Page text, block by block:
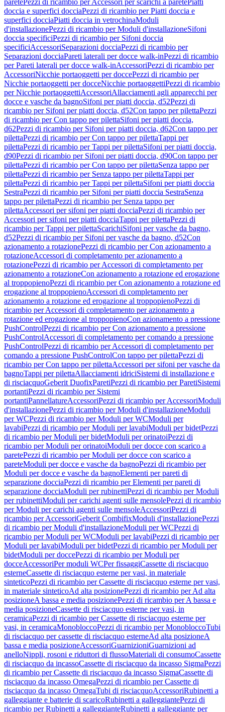
paretePezzi di ricambio per Accessori per scarichi a paretePiatti
doccia e superfici docciaPezzi di ricambio per Piatti doccia e
superfici docciaPiatti doccia in vetrochinaModuli
d'installazionePezzi di ricambio per Moduli d'installazioneSifoni
doccia specificiPezzi di ricambio per Sifoni doccia
specificiAccessoriSeparazioni docciaPezzi di ricambio per
Separazioni docciaPareti laterali per docce walk-inPezzi di ricambio
per Pareti laterali per docce walk-inAccessoriPezzi di ricambio per
AccessoriNicchie portaoggetti per doccePezzi di ricambio per
Nicchie portaoggetti per docceNicchie portaoggettiPezzi di ricambio
per Nicchie portaoggettiAccessoriAllacciamenti agli apparecchi per
docce e vasche da bagnoSifoni per piatti doccia, d52Pezzi di
ricambio per Sifoni per piatti doccia, d52Con tappo per pilettaPezzi
di ricambio per Con tappo per pilettaSifoni per piatti doccia,
d62Pezzi di ricambio per Sifoni per piatti doccia, d62Con tappo per
pilettaPezzi di ricambio per Con tappo per pilettaTappi per
pilettaPezzi di ricambio per Tappi per pilettaSifoni per piatti doccia,
d90Pezzi di ricambio per Sifoni per piatti doccia, d90Con tappo per
pilettaPezzi di ricambio per Con tappo per pilettaSenza tappo per
pilettaPezzi di ricambio per Senza tappo per pilettaTappi per
pilettaPezzi di ricambio per Tappi per pilettaSifoni per piatti doccia
SestraPezzi di ricambio per Sifoni per piatti doccia SestraSenza
tappo per pilettaPezzi di ricambio per Senza tappo per
pilettaAccessori per sifoni per piatti docciaPezzi di ricambio per
Accessori per sifoni per piatti docciaTappi per pilettaPezzi di
ricambio per Tappi per pilettaScarichiSifoni per vasche da bagno,
d52Pezzi di ricambio per Sifoni per vasche da bagno, d52Con
azionamento a rotazionePezzi di ricambio per Con azionamento a
rotazioneAccessori di completamento per azionamento a
rotazionePezzi di ricambio per Accessori di completamento per
azionamento a rotazioneCon azionamento a rotazione ed erogazione
al troppopienoPezzi di ricambio per Con azionamento a rotazione ed
erogazione al troppopienoAccessori di completamento per
azionamento a rotazione ed erogazione al troppopienoPezzi di
ricambio per Accessori di completamento per azionamento a
rotazione ed erogazione al troppopienoCon azionamento a pressione
PushControlPezzi di ricambio per Con azionamento a pressione
PushControlAccessori di completamento per comando a pressione
PushControlPezzi di ricambio per Accessori di completamento per
comando a pressione PushControlCon tappo per pilettaPezzi di
ricambio per Con tappo per pilettaAccessori per sifoni per vasche da
bagnoTappi per pilettaAllacciamenti idriciSistemi di installazione e
di risciacquoGeberit DuofixParetiPezzi di ricambio per ParetiSistemi
portantiPezzi di ricambio per Sistemi
portantiPannellatureAccessoriPezzi di ricambio per AccessoriModuli
d'installazionePezzi di ricambio per Moduli d'installazioneModuli
per WCPezzi di ricambio per Moduli per WCModuli per
lavabiPezzi di ricambio per Moduli per lavabiModuli per bidetPezzi
di ricambio per Moduli per bidetModuli per orinatoiPezzi di
ricambio per Moduli per orinatoiModuli per docce con scarico a
paretePezzi di ricambio per Moduli per docce con scarico a
pareteModuli per docce e vasche da bagnoPezzi di ricambio per
Moduli per docce e vasche da bagnoElementi per pareti di
separazione docciaPezzi di ricambio per Elementi per pareti di
separazione docciaModuli per rubinettiPezzi di ricambio per Moduli
per rubinettiModuli per carichi agenti sulle mensolePezzi di ricambio
per Moduli per carichi agenti sulle mensoleAccessoriPezzi di
ricambio per AccessoriGeberit CombifixModuli d'installazionePezzi
di ricambio per Moduli d'installazioneModuli per WCPezzi di
ricambio per Moduli per WCModuli per lavabiPezzi di ricambio per
Moduli per lavabiModuli per bidetPezzi di ricambio per Moduli per
bidetModuli per doccePezzi di ricambio per Moduli per
docceAccessoriPer moduli WCPer fissaggiCassette di risciacquo
esterneCassette di risciacquo esterne per vasi, in materiale
sinteticoPezzi di ricambio per Cassette di risciacquo esterne per vasi,
in materiale sinteticoAd alta posizionePezzi di ricambio per Ad alta
posizioneA bassa e media posizionePezzi di ricambio per A bassa e
media posizioneCassette di risciacquo esterne per vasi, in
ceramicaPezzi di ricambio per Cassette di risciacquo esterne per
vasi, in ceramicaMonobloccoPezzi di ricambio per MonobloccoTubi
di risciacquo per cassette di risciacquo esterneAd alta posizioneA
bassa e media posizioneAccessoriGuarnizioniGuarnizioni ad
anelloNippli, rosoni e riduttori di flussoMateriali di consumoCassette
di risciacquo da incassoCassette di risciacquo da incasso SigmaPezzi
di ricambio per Cassette di risciacquo da incasso SigmaCassette di
risciacquo da incasso OmegaPezzi di ricambio per Cassette di
risciacquo da incasso OmegaTubi di risciacquoAccessoriRubinetti a
galleggiante e batterie di scaricoRubinetti a galleggiantePezzi di
ricambio per Rubinetti a galleggianteRubinetti a galleggiante per